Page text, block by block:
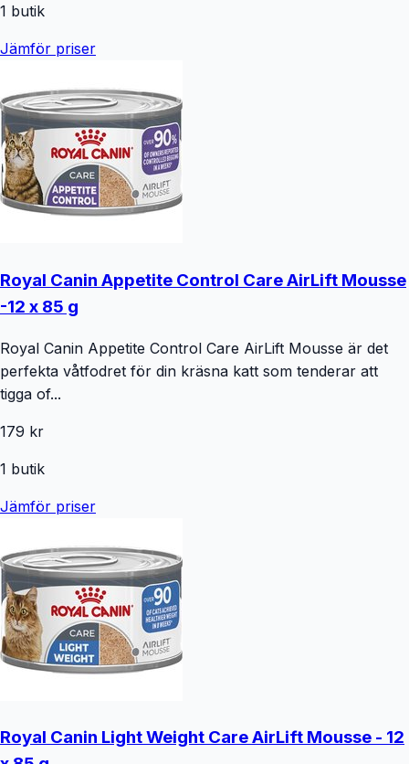
1 butik
Jämför priser
Royal Canin Appetite Control Care AirLift Mousse
-12 x 85 g
Royal Canin Appetite Control Care AirLift Mousse är det
perfekta våtfodret för din kräsna katt som tenderar att
tigga of...
179 kr
1 butik
Jämför priser
Royal Canin Light Weight Care AirLift Mousse - 12